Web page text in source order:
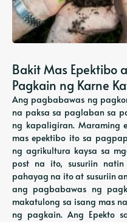
Bakit Mas Epektibo
Pagkain ng Karne
Ang pagbabawas ng
na paksa sa paglaban sa
ng kapaligiran. Maraming
mas epektibo ito sa
ng agrikultura kaysa sa
post na ito, susuriin
pahayag na ito at susuriin
ang pagbabawas ng
makatulong sa isang mas
ng pagkain. Ang Epekto